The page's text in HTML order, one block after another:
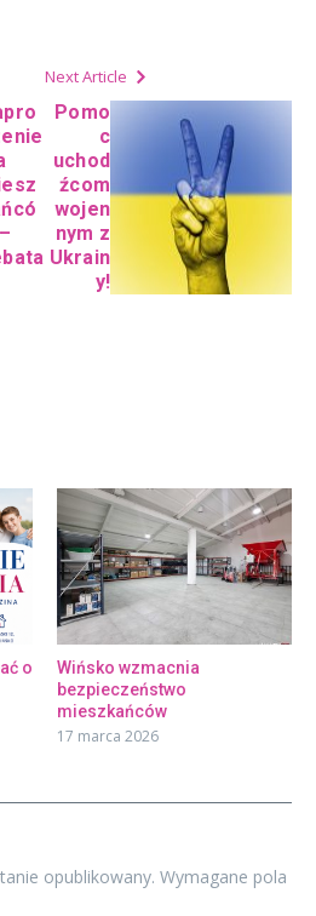
Next Article
Pomo
c
uchod
źcom
wojen
nym z
Ukrain
y!
o
Wińsko wzmacnia
bezpieczeństwo
mieszkańców
17 marca 2026
opublikowany. Wymagane pola